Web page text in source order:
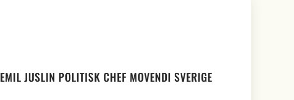
EMIL JUSLIN POLITISK CHEF MOVENDI SVERIGE